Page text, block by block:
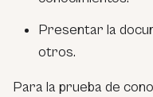
Presentar la
otros.
Para la prueba de